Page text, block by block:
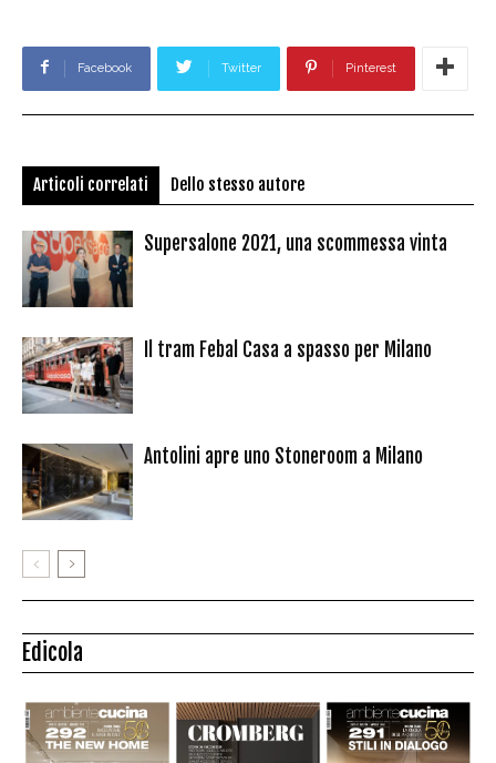
Facebook Twitter Pinterest
Articoli correlati Dello stesso autore
Supersalone 2021, una scommessa vinta
Il tram Febal Casa a spasso per Milano
Antolini apre uno Stoneroom a Milano
Edicola